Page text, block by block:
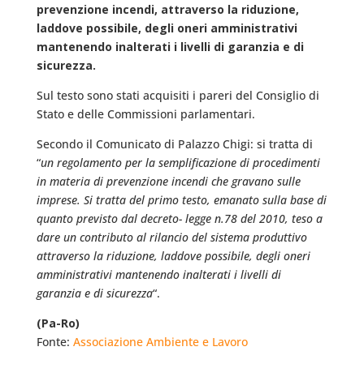
prevenzione incendi, attraverso la riduzione,
laddove possibile, degli oneri amministrativi
mantenendo inalterati i livelli di garanzia e di
sicurezza.
Sul testo sono stati acquisiti i pareri del Consiglio di
Stato e delle Commissioni parlamentari.
Secondo il Comunicato di Palazzo Chigi: si tratta di
“un regolamento per la semplificazione di procedimenti
in materia di prevenzione incendi che gravano sulle
imprese. Si tratta del primo testo, emanato sulla base di
quanto previsto dal decreto- legge n.78 del 2010, teso a
dare un contributo al rilancio del sistema produttivo
attraverso la riduzione, laddove possibile, degli oneri
amministrativi mantenendo inalterati i livelli di
garanzia e di sicurezza“.
(Pa-Ro)
Fonte: Associazione Ambiente e Lavoro